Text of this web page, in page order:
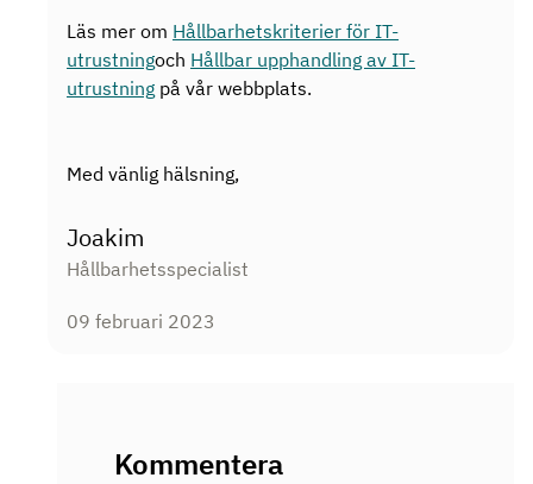
Läs mer om Hållbarhetskriterier för IT-
utrustningoch Hållbar upphandling av IT-
utrustning på vår webbplats.
Med vänlig hälsning,
Joakim
Hållbarhetsspecialist
09 februari 2023
Kommentera